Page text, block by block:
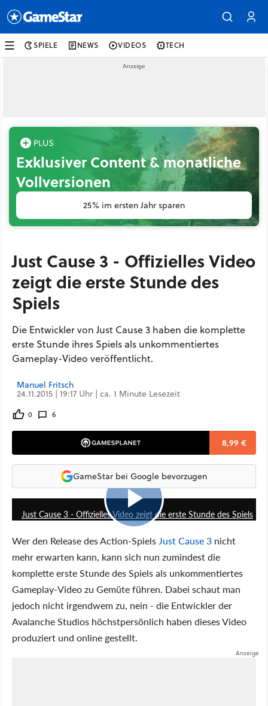
SPIELE NEWS VIDEOS TECH
Exklusiver Content & monatliche
Vollversionen
25% im ersten Jahr sparen
Just Cause 3 - Offizielles Video
zeigt die erste Stunde des
Spiels
Die Entwickler von Just Cause 3 haben die komplette
erste Stunde ihres Spiels als unkommentiertes
Gameplay-Video veröffentlicht.
Manuel Fritsch
24.11.2015 | 19:17 Uhr | ca. 1 Minute Lesezeit
0 6
8,99 €
GameStar bei Google bevorzugen
56:48
Just Cause 3 - Offizielles Video zeigt die erste Stunde des Spiels
Wer den Release des Action-SpielsJust Cause 3 nicht
mehr erwarten kann, kann sich nun zumindest die
komplette erste Stunde des Spiels als unkommentiertes
Gameplay-Video zu Gemüte führen. Dabei schaut man
jedoch nicht irgendwem zu, nein - die Entwickler der
Avalanche Studios höchstpersönlich haben dieses Video
produziert und online gestellt.